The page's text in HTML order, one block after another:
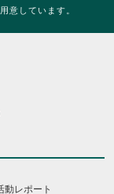
意しています。
動レポート